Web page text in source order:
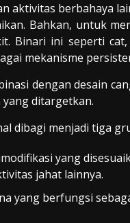
aktivitas berbahaya
Bahkan, untuk
Binari ini seperti
mekanisme
dengan desain
ditargetkan.
dibagi menjadi tiga
yang
jahat lainnya.
yang berfungsi